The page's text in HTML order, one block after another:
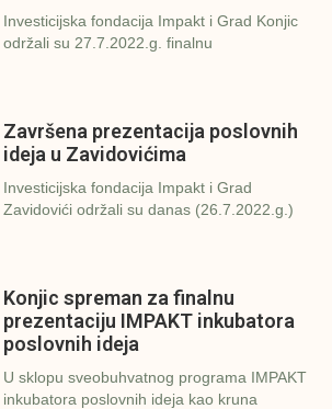
Investicijska fondacija Impakt i Grad Konjic
održali su 27.7.2022.g. finalnu
Završena prezentacija poslovnih
ideja u Zavidovićima
Investicijska fondacija Impakt i Grad
Zavidovići održali su danas (26.7.2022.g.)
Konjic spreman za finalnu
prezentaciju IMPAKT inkubatora
poslovnih ideja
U sklopu sveobuhvatnog programa IMPAKT
inkubatora poslovnih ideja kao kruna